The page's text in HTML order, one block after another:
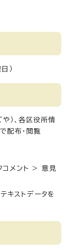
）
）、各区役所情
配布・閲覧
コメント > 意見
キストデータを